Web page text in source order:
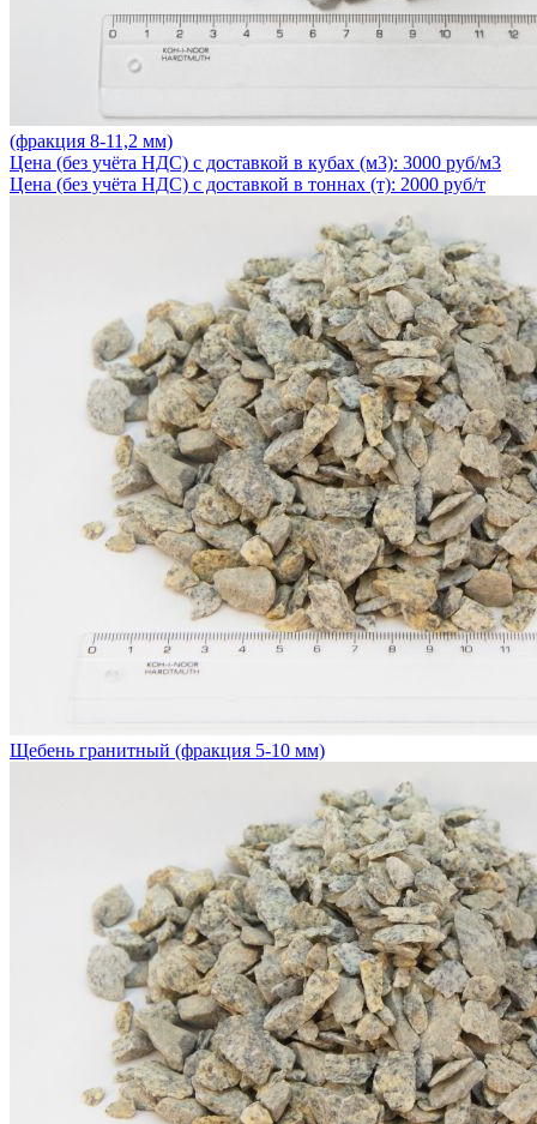
(фракция 8-11,2 мм)
Цена (без учёта НДС) с доставкой в кубах (м3): 3000 руб/м3
Цена (без учёта НДС) с доставкой в тоннах (т): 2000 руб/т
Щебень гранитный (фракция 5-10 мм)